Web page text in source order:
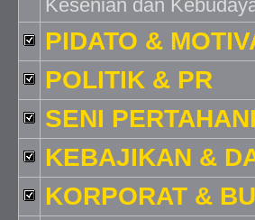
Kesenian dan
PIDATO &
POLITIK & PR
SENI
KEBAJIKAN &
KORPORAT &